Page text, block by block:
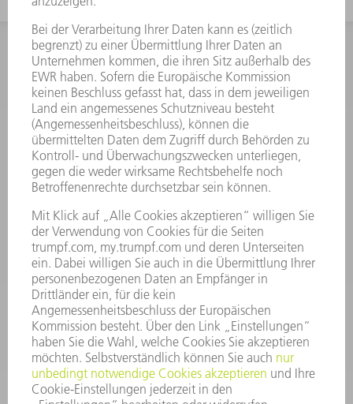
INFORMATION
Häufig gestellte Fragen
Allgemeine Geschäftsbedingungen
KONTAKT
Kundenbetreuung TRUMPF Werkzeugmaschinen
+49 7156 303 33222
Mo - Fr: 07:30 - 17:30 Uhr
Erweiterte Rufbereitschaft per Service App Mo - Fr:
06:30 - 20.00 Uhr Sa: 07:00 - 12:00 Uhr
Kundenbetreuung@trumpf.com
KONTAKT
Service TRUMPF Lasertechnik
+49 7156 303 37444
Mo - Fr: 07:30 - 18:00 Uhr
Additive Manufacturing 07:30 - 17:30 Uhr
spareparts.tld@trumpf.com